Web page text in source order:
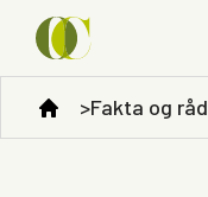
Fakta og råd